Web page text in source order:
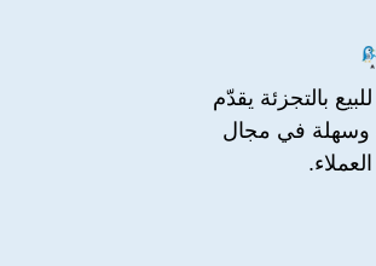
بالتجزئة يقدّم
وسهلة في مجال